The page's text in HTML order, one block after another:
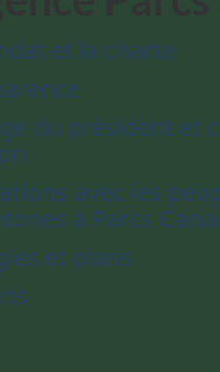
et la charte
du président et
avec les
à Parcs
et plans